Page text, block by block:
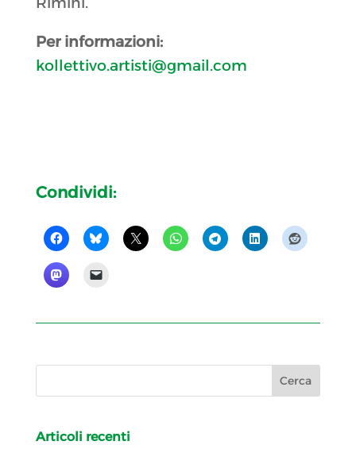
Per informazioni:
kollettivo.artisti@gmail.com
Condividi:
Articoli recenti